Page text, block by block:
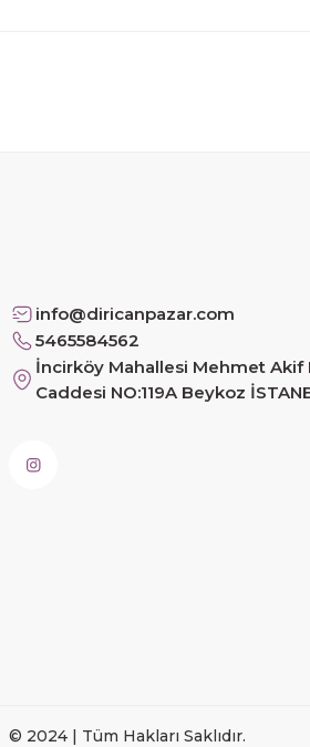
Siteye üyelik gayet kolay,
Fahrettin Vural | 11/11/2025
sorunsuz elime ulaştı
info@diricanpazar.com
5465584562
İncirköy Mahallesi Mehmet Akif
Caddesi NO:119A Beykoz
© 2024 | Tüm Hakları Saklıdır.